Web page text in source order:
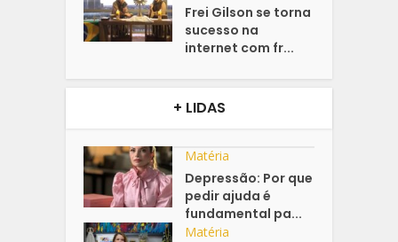
Frei Gilson se torna
sucesso na
internet com fr...
+ LIDAS
Matéria
Depressão: Por que
pedir ajuda é
fundamental pa...
Matéria